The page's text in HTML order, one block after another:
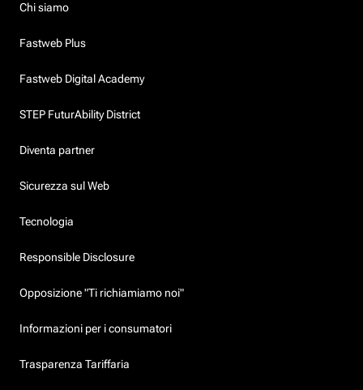
Chi siamo
Fastweb Plus
Fastweb Digital Academy
STEP FuturAbility District
Diventa partner
Sicurezza sul Web
Tecnologia
Responsible Disclosure
Opposizione "Ti richiamiamo noi"
Informazioni per i consumatori
Trasparenza Tariffaria